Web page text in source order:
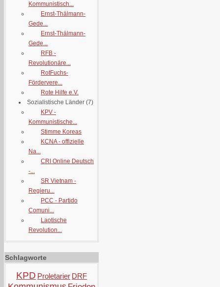
Kommunistisch...
Ernst-Thälmann-
Gede...
Ernst-Thälmann-
Gede...
RFB -
Revolutionäre...
RotFuchs-
Fördervere...
Rote Hilfe e.V.
Sozialistische Länder (7)
KPV -
Kommunistische...
Stimme Koreas
KCNA - offizielle
Na...
CRI Online Deutsch
-...
SR Vietnam -
Regieru...
PCC - Partido
Comuni...
Laotische
Revolution...
Schlagworte
KPD Proletarier DRF